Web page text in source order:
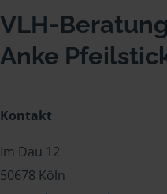
VLH-
Anke
Kontakt
Im Dau 12
50678 Köln